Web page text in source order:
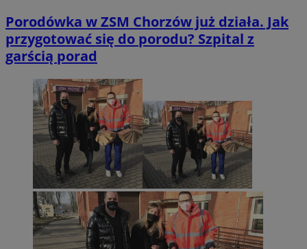
Porodówka w ZSM Chorzów już działa. Jak
przygotować się do porodu? Szpital z
garścią porad